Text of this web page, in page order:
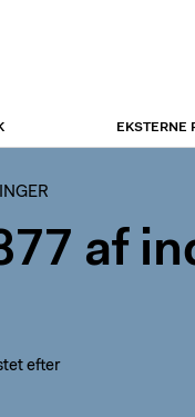
EKSTERNE
af
efter